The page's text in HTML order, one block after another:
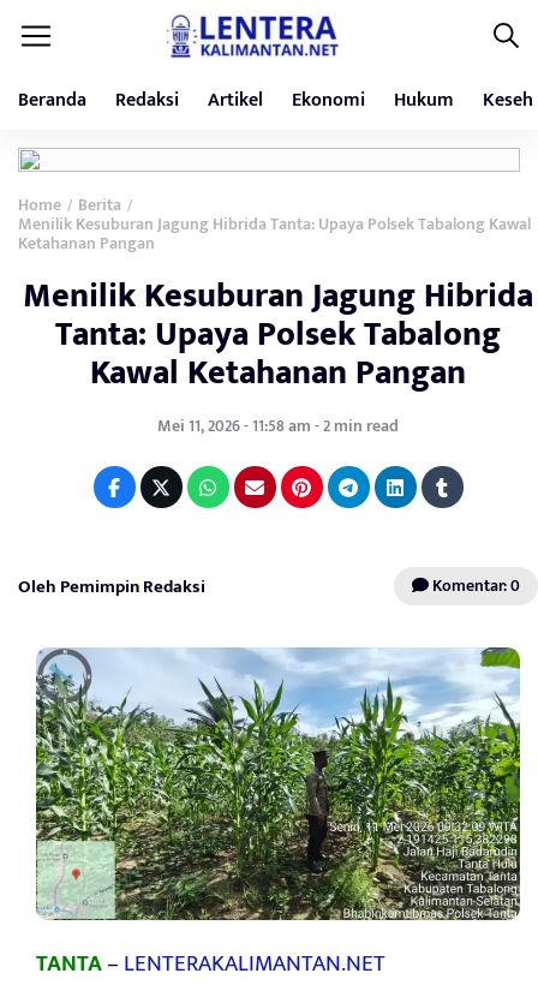
Beranda Redaksi Artikel Ekonomi Hukum
Home / Berita /
Menilik Kesuburan Jagung Hibrida Tanta: Upaya Polsek Tabalong Kawal
Ketahanan Pangan
Menilik Kesuburan Jagung Hibrida
Tanta: Upaya Polsek Tabalong
Kawal Ketahanan Pangan
Mei 11, 2026 - 11:58 am - 2 min read
Oleh Pemimpin Redaksi Komentar: 0
TANTA–LENTERAKALIMANTAN.NET